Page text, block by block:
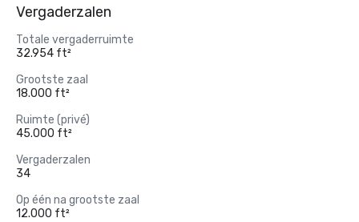
Vergaderzalen
Totale vergaderruimte
32.954 ft²
Grootste zaal
18.000 ft²
Ruimte (privé)
45.000 ft²
Vergaderzalen
34
Op één na grootste zaal
12.000 ft²